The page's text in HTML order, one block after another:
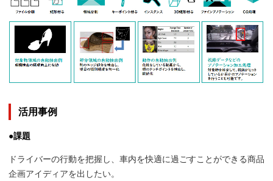
活用事例
●課題
ドライバーの行動を把握し、車内を快適に過ごすことができる商品
企画アイディアを出したい。